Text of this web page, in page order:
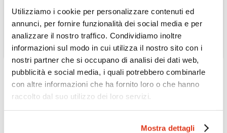
Utilizziamo i cookie per personalizzare contenuti ed
annunci, per fornire funzionalità dei social media e per
analizzare il nostro traffico. Condividiamo inoltre
informazioni sul modo in cui utilizza il nostro sito con i
nostri partner che si occupano di analisi dei dati web,
pubblicità e social media, i quali potrebbero combinarle
con altre informazioni che ha fornito loro o che hanno
raccolto dal suo utilizzo dei loro servizi.
Mostra dettagli
MOROCCO
Four Season